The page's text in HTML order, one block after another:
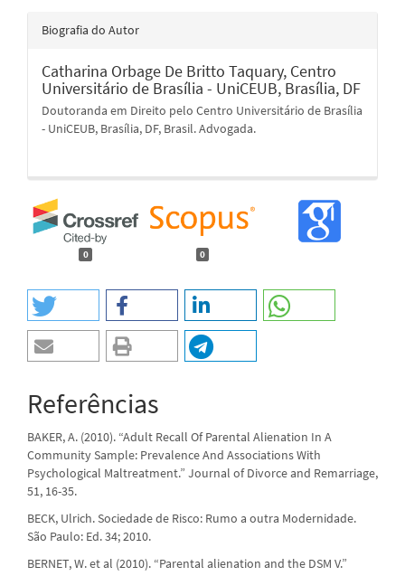
Biografia do Autor
Catharina Orbage De Britto Taquary, Centro
Universitário de Brasília - UniCEUB, Brasília, DF
Doutoranda em Direito pelo Centro Universitário de Brasília
- UniCEUB, Brasília, DF, Brasil. Advogada.
0 0
Referências
BAKER, A. (2010). “Adult Recall Of Parental Alienation In A
Community Sample: Prevalence And Associations With
Psychological Maltreatment.” Journal of Divorce and Remarriage,
51, 16-35.
BECK, Ulrich. Sociedade de Risco: Rumo a outra Modernidade.
São Paulo: Ed. 34; 2010.
BERNET, W. et al (2010). “Parental alienation and the DSM V.”